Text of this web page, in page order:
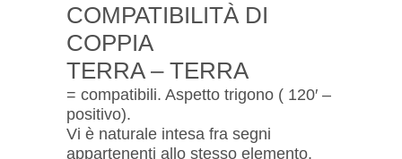
COMPATIBILITÀ DI
COPPIA
TERRA – TERRA
= compatibili. Aspetto trigono ( 120′ –
positivo).
Vi è naturale intesa fra segni
appartenenti allo stesso elemento.